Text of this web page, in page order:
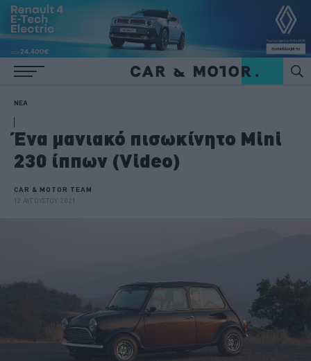
ΝΕΑ
Ένα μανιακό πισωκίνητο Mini
230 ίππων (Video)
CAR & MOTOR TEAM
12 ΑΥΓΟΥΣΤΟΥ 2021